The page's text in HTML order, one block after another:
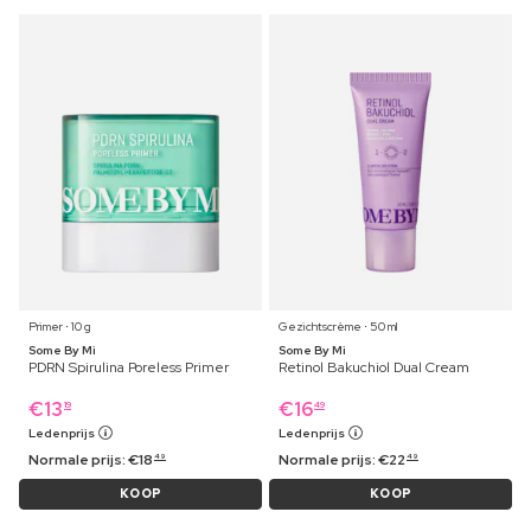
Primer ⋅ 10 g
Some By Mi
PDRN Spirulina Poreless Primer
€13 19
Ledenprijs
Normale prijs:€18 49
KOOP
Gezichtscrème ⋅ 50 ml
Some By Mi
Retinol Bakuchiol Dual Cream
€1649
Ledenprijs
Normale prijs:€22 49
KOOP